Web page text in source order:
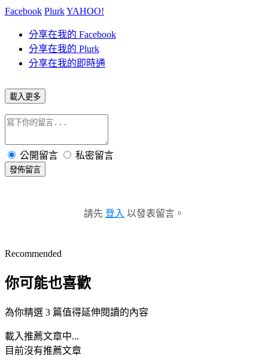
Facebook PlurkYAHOO!
分享在我的 Facebook
分享在我的 Plurk
分享在我的即時通
載入更多
公開留言 私密留言
發佈留言
請先 登入 以發表留言。
Recommended
你可能也喜歡
為你精選 3 篇值得延伸閱讀的內容
載入推薦文章中...
目前沒有推薦文章